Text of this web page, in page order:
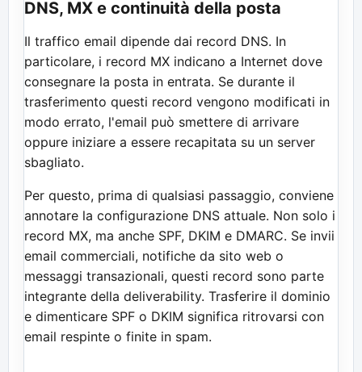
DNS, MX e continuità della posta
Il traffico email dipende dai record DNS. In
particolare, i record MX indicano a Internet dove
consegnare la posta in entrata. Se durante il
trasferimento questi record vengono modificati in
modo errato, l'email può smettere di arrivare
oppure iniziare a essere recapitata su un server
sbagliato.
Per questo, prima di qualsiasi passaggio, conviene
annotare la configurazione DNS attuale. Non solo i
record MX, ma anche SPF, DKIM e DMARC. Se invii
email commerciali, notifiche da sito web o
messaggi transazionali, questi record sono parte
integrante della deliverability. Trasferire il dominio
e dimenticare SPF o DKIM significa ritrovarsi con
email respinte o finite in spam.